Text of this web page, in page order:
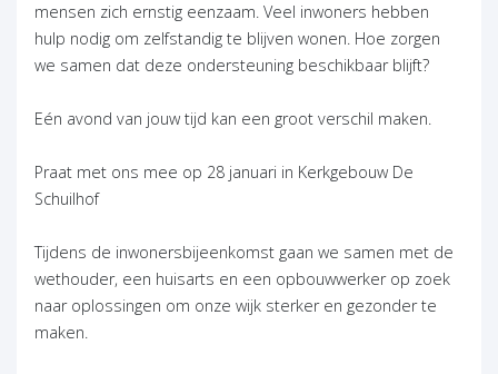
mensen zich ernstig eenzaam. Veel inwoners hebben
hulp nodig om zelfstandig te blijven wonen. Hoe zorgen
we samen dat deze ondersteuning beschikbaar blijft?
Eén avond van jouw tijd kan een groot verschil maken.
Praat met ons mee op 28 januari in Kerkgebouw De
Schuilhof
Tijdens de inwonersbijeenkomst gaan we samen met de
wethouder, een huisarts en een opbouwwerker op zoek
naar oplossingen om onze wijk sterker en gezonder te
maken.